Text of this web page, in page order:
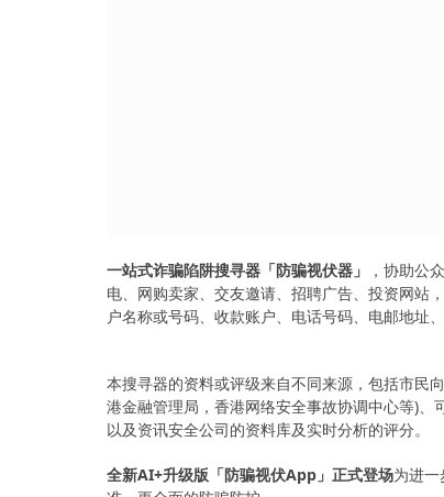
一站式诈骗陷阱搜寻器「防骗视伏器」
，协助公
电、网购卖家、交友邀请、招聘广告、投资网站
户名称或号码、收款账户、电话号码、电邮地址
本搜寻器的资料或评级来自不同来源，包括市民
港金融管理局，香港网络安全事故协调中心等)、
以及资讯安全公司的资料库及实时分析的评分。
全新AI+升级版「防骗视伏App」正式登场为进